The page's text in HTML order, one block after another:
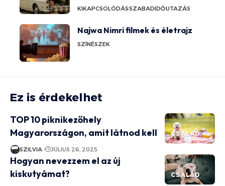
KIKAPCSOLÓDÁSSZABADIDŐUTAZÁS
Najwa Nimri filmek és életrajz
SZÍNÉSZEK
Ez is érdekelhet
CSALÁD
TOP 10 piknikezőhely
Magyarországon, amit látnod kell
SZILVIA JÚLIUS 26, 2025
CSALÁD
Hogyan nevezzem el az új
kiskutyámat?